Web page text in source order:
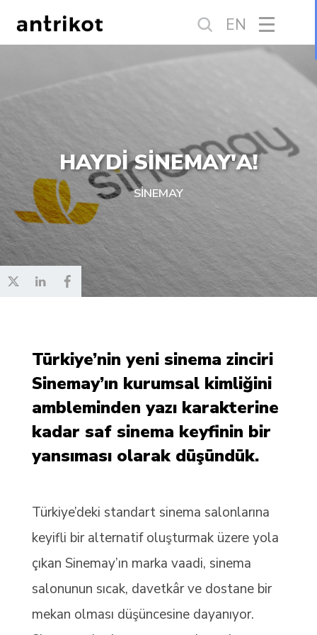
EN
HAYDİ SİNEMAY'A!
SİNEMAY
Türkiye’nin yeni sinema zinciri
Sinemay’ın kurumsal kimliğini
ambleminden yazı karakterine
kadar saf sinema keyfinin bir
yansıması olarak düşündük.
Türkiye’deki standart sinema salonlarına
keyifli bir alternatif oluşturmak üzere yola
çıkan Sinemay’ın marka vaadi, sinema
salonunun sıcak, davetkâr ve dostane bir
mekan olması düşüncesine dayanıyor.